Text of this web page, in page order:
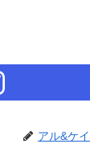
アル&ケイ